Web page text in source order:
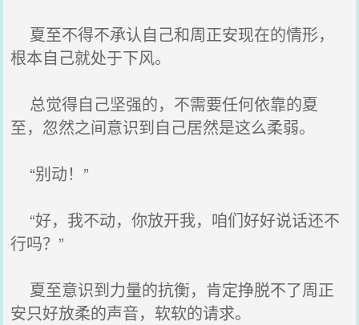
夏至不得不承认自己和周正安现在的情形，
根本自己就处于下风。
总觉得自己坚强的，不需要任何依靠的夏
至，忽然之间意识到自己居然是这么柔弱。
“别动！”
“好，我不动，你放开我，咱们好好说话还不
行吗？”
夏至意识到力量的抗衡，肯定挣脱不了周正
安只好放柔的声音，软软的请求。